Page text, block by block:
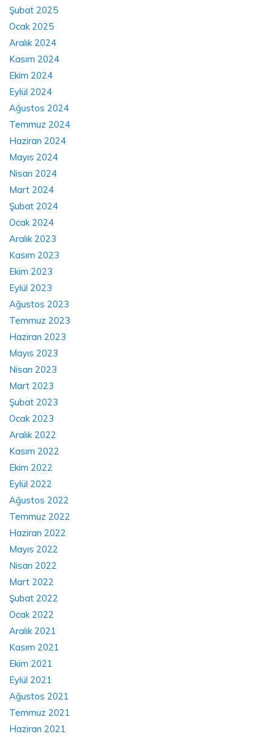
Şubat 2025
Ocak 2025
Aralık 2024
Kasım 2024
Ekim 2024
Eylül 2024
Ağustos 2024
Temmuz 2024
Haziran 2024
Mayıs 2024
Nisan 2024
Mart 2024
Şubat 2024
Ocak 2024
Aralık 2023
Kasım 2023
Ekim 2023
Eylül 2023
Ağustos 2023
Temmuz 2023
Haziran 2023
Mayıs 2023
Nisan 2023
Mart 2023
Şubat 2023
Ocak 2023
Aralık 2022
Kasım 2022
Ekim 2022
Eylül 2022
Ağustos 2022
Temmuz 2022
Haziran 2022
Mayıs 2022
Nisan 2022
Mart 2022
Şubat 2022
Ocak 2022
Aralık 2021
Kasım 2021
Ekim 2021
Eylül 2021
Ağustos 2021
Temmuz 2021
Haziran 2021